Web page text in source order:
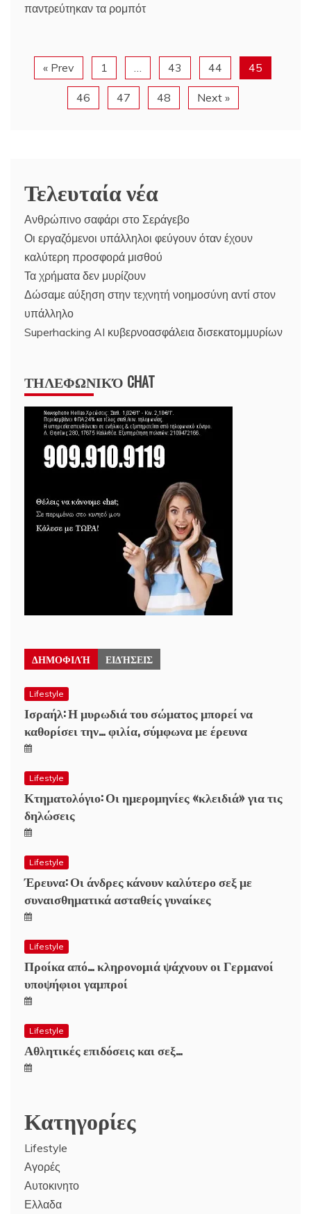
παντρεύτηκαν τα ρομπότ
« Prev 1 43 44 45
46 47 48 Next »
Τελευταία νέα
Ανθρώπινο σαφάρι στο Σεράγεβο
Οι εργαζόμενοι υπάλληλοι φεύγουν όταν έχουν
καλύτερη προσφορά μισθού
Τα χρήματα δεν μυρίζουν
Δώσαμε αύξηση στην τεχνητή νοημοσύνη αντί στον
υπάλληλο
Superhacking AI κυβερνοασφάλεια δισεκατομμυρίων
ΤΗΛΕΦΩΝΙΚΌ CHAT
ΔΗΜΟΦΙΛΉ ΕΙΔΉΣΕΙΣ
Lifestyle
Ισραήλ: Η μυρωδιά του σώματος μπορεί να
καθορίσει την… φιλία, σύμφωνα με έρευνα
Lifestyle
Κτηματολόγιο: Οι ημερομηνίες «κλειδιά» για τις
δηλώσεις
Lifestyle
Έρευνα: Οι άνδρες κάνουν καλύτερο σεξ με
συναισθηματικά ασταθείς γυναίκες
Lifestyle
Προίκα από… κληρονομιά ψάχνουν οι Γερμανοί
υποψήφιοι γαμπροί
Lifestyle
Αθλητικές επιδόσεις και σεξ…
Κατηγορίες
Lifestyle
Αγορές
Αυτοκινητο
Ελλαδα